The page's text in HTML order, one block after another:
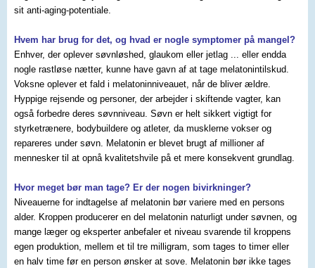
sit anti-aging-potentiale.
Hvem har brug for det, og hvad er nogle symptomer på mangel?
Enhver, der oplever søvnløshed, glaukom eller jetlag ... eller endda
nogle rastløse nætter, kunne have gavn af at tage melatonintilskud.
Voksne oplever et fald i melatoninniveauet, når de bliver ældre.
Hyppige rejsende og personer, der arbejder i skiftende vagter, kan
også forbedre deres søvnniveau. Søvn er helt sikkert vigtigt for
styrketrænere, bodybuildere og atleter, da musklerne vokser og
repareres under søvn. Melatonin er blevet brugt af millioner af
mennesker til at opnå kvalitetshvile på et mere konsekvent grundlag.
Hvor meget bør man tage? Er der nogen bivirkninger?
Niveauerne for indtagelse af melatonin bør variere med en persons
alder. Kroppen producerer en del melatonin naturligt under søvnen, og
mange læger og eksperter anbefaler et niveau svarende til kroppens
egen produktion, mellem et til tre milligram, som tages to timer eller
en halv time før en person ønsker at sove. Melatonin bør ikke tages